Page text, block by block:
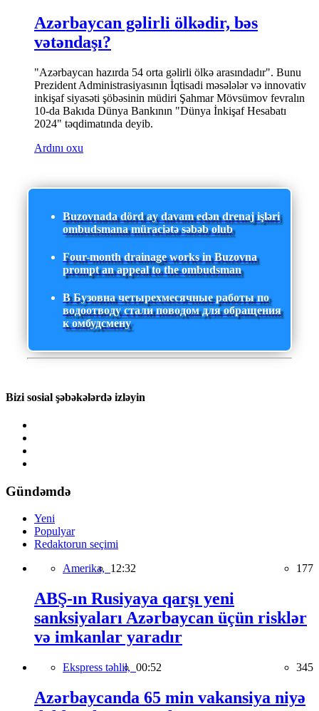
Azərbaycan gəlirli ölkədir, bəs
vətəndaşı?
"Azərbaycan hazırda 54 orta gəlirli ölkə arasındadır". Bunu
Prezident Administrasiyasının İqtisadi məsələlər və innovativ
inkişaf siyasəti şöbəsinin müdiri Şahmar Mövsümov fevralın
10-da Bakıda Dünya Bankının "Dünya İnkişaf Hesabatı
2024" təqdimatında deyib.
Ardını oxu
Buzovnada dörd ay davam edən drenaj işləri
ombudsmana müraciətə səbəb olub
Four-month drainage works in Buzovna
prompt an appeal to the ombudsman
В Бузовна четырехмесячные работы по
водоотводу стали поводом для обращения
к омбудсмену
Bizi sosial şəbəkələrdə izləyin
Gündəmdə
Yeni
Populyar
Redaktorun seçimi
Amerika, 12:32 177
ABŞ-ın Rusiyaya qarşı yeni
sanksiyaları Azərbaycan üçün risklər
və imkanlar yaradır
Ekspress təhlil, 00:52 345
Azərbaycanda 65 min vakansiya niyə